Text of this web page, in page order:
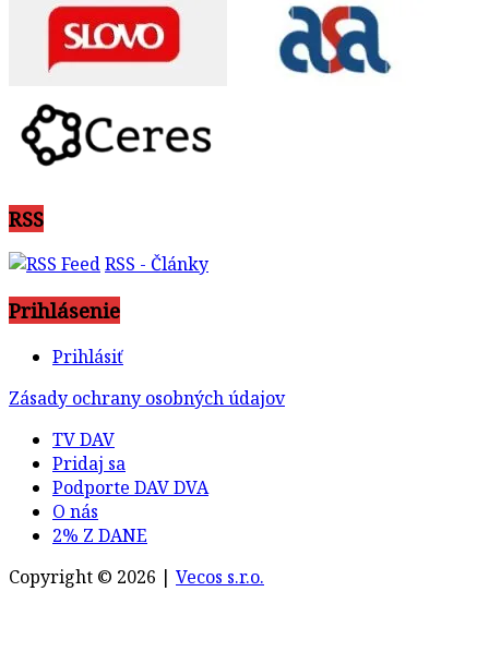
RSS
RSS - Články
Prihlásenie
Prihlásiť
Zásady ochrany osobných údajov
TV DAV
Pridaj sa
Podporte DAV DVA
O nás
2% Z DANE
Copyright © 2026 | Vecos s.r.o.